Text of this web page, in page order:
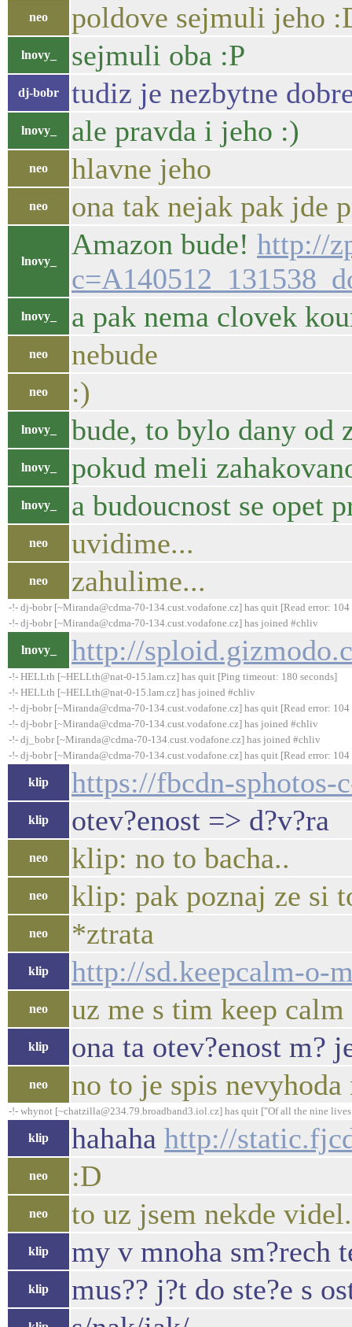
neo poldove sejmuli jeho
lnovy_ sejmuli oba :P
dj-bobr tudiz je nezbytne
lnovy_ ale pravda i jeho :)
neo hlavne jeho
neo ona tak nejak pak jde
lnovy_
Amazon bude! http://
lnovy_ a pak nema clovek
neo nebude
neo :)
lnovy_ bude, to bylo dany od
lnovy_ pokud meli
lnovy_ a budoucnost se opet
neo uvidime...
neo zahulime...
-!- dj-bobr [~Miranda@cdma-70-134.cust.vodafone.cz] has quit [Read error:
-!- dj-bobr [~Miranda@cdma-70-134.cust.vodafone.cz] has joined #chliv
lnovy_ http://
-!- HELLth [~HELLth@nat-0-15.lam.cz] has quit [Ping timeout: 180 seconds]
-!- HELLth [~HELLth@nat-0-15.lam.cz] has joined #chliv
-!- dj-bobr [~Miranda@cdma-70-134.cust.vodafone.cz] has quit [Read error:
-!- dj-bobr [~Miranda@cdma-70-134.cust.vodafone.cz] has joined #chliv
-!- dj_bobr [~Miranda@cdma-70-134.cust.vodafone.cz] has joined #chliv
-!- dj-bobr [~Miranda@cdma-70-134.cust.vodafone.cz] has quit [Read error:
klip https://fbcdn-sphotos-
klip otev?enost => d?v?ra
neo klip: no to bacha..
neo klip: pak poznaj ze si
neo *ztrata
klip http://sd.keepcalm-o-
neo uz me s tim keep
klip ona ta otev?enost m?
neo no to je spis nevyhoda
-!- whynot [~chatzilla@234.79.broadband3.iol.cz] has quit ["Of all the nine
klip hahaha http://
neo :D
neo to uz jsem nekde
klip my v mnoha sm?rech
klip mus?? j?t do ste?e s